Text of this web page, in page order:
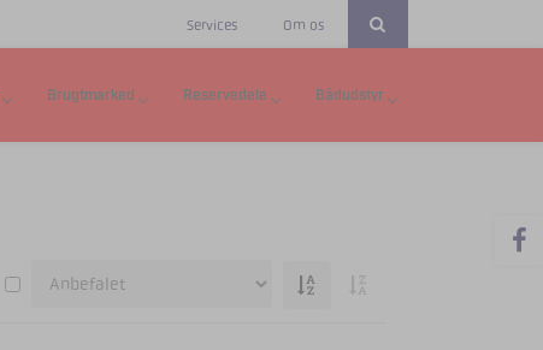
Services Om os
Brugtmarked Reservedele Bådudstyr